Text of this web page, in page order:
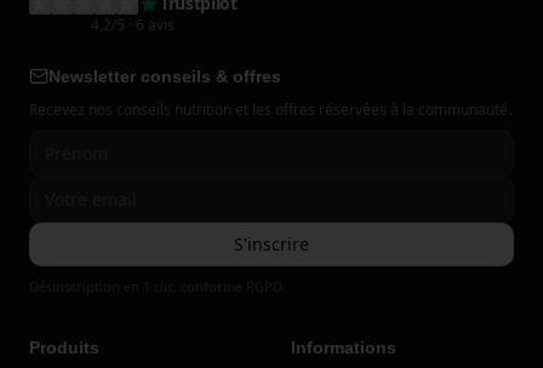
4,2/5 · 6 avis
Newsletter conseils & offres
Recevez nos conseils nutrition et les offres réservées à la communauté.
S'inscrire
Produits Informations